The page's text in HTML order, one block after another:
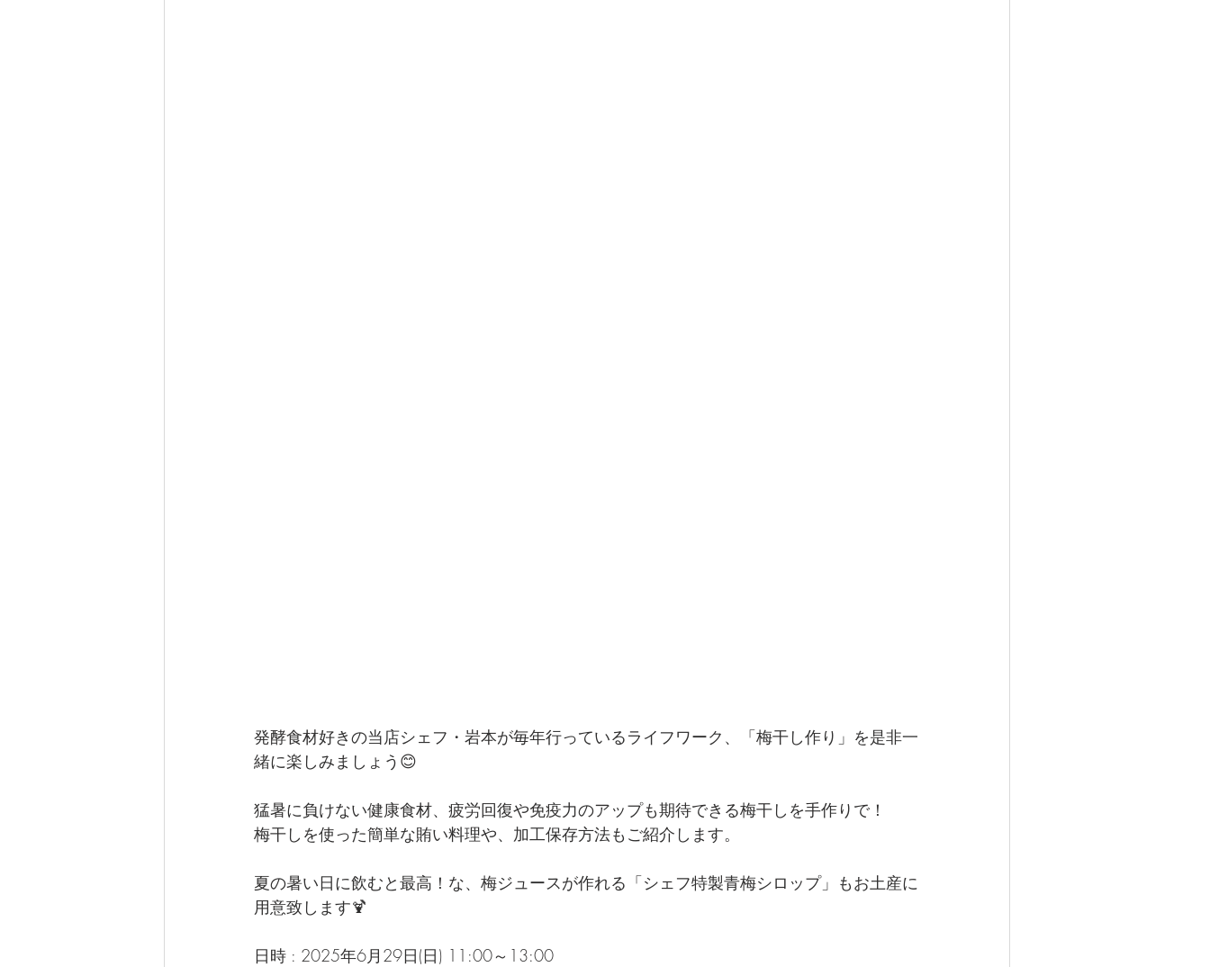
発酵食材好きの当店シェフ・岩本が毎年行っているライフワーク、「梅干し作り」を是非一
緒に楽しみましょう😊
猛暑に負けない健康食材、疲労回復や免疫力のアップも期待できる梅干しを手作りで！
梅干しを使った簡単な賄い料理や、加工保存方法もご紹介します。
夏の暑い日に飲むと最高！な、梅ジュースが作れる「シェフ特製青梅シロップ」もお土産に
用意致します🍹
日時 : 2025年6月29日(日) 11:00～13:00